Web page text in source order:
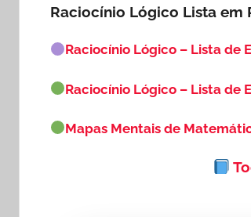
Raciocínio Lógico Lista em
Raciocínio Lógico – Lista de
Raciocínio Lógico – Lista de
Mapas Mentais de